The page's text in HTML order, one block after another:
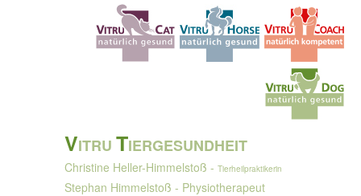
VITRU TIERGESUNDHEIT
Christine Heller-Himmelstoß - Tierheilpraktikerin
Stephan Himmelstoß - Physiotherapeut